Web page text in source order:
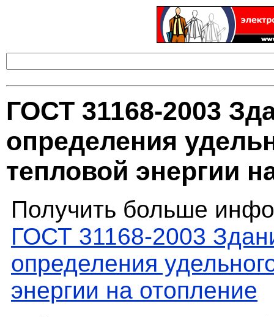
ГОСТ 31168-2003
определения
тепловой энергии
Получить больше
ГОСТ 31168-2003
определения
энергии на отопление